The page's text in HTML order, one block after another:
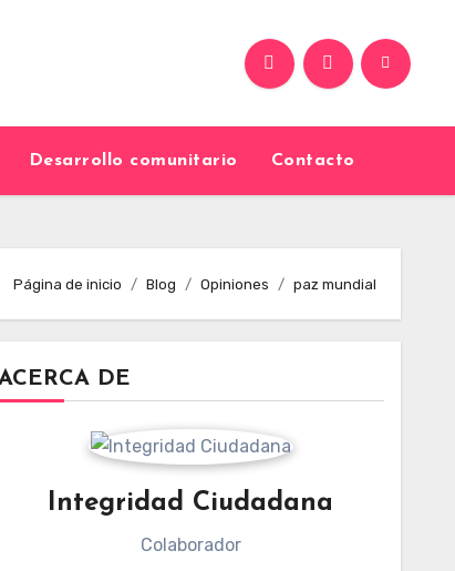
Desarrollo comunitario Contacto
Página de inicio Blog Opiniones paz mundial
DE
Integridad Ciudadana
Colaborador